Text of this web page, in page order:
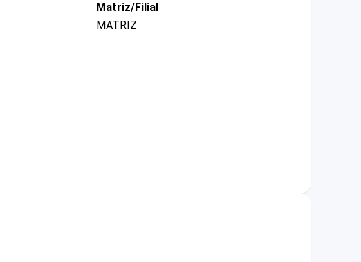
Matriz/Filial
MATRIZ